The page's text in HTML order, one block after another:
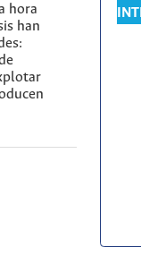
hora
han